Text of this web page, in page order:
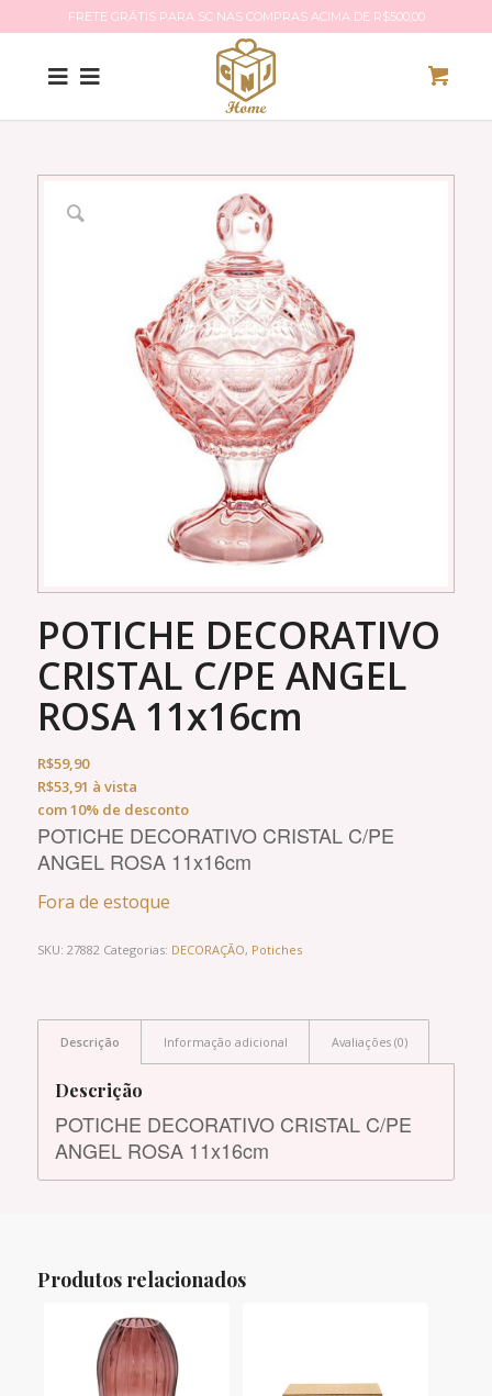
FRETE GRÁTIS PARA SC NAS COMPRAS ACIMA DE R$500,00
POTICHE DECORATIVO
CRISTAL C/PE ANGEL
ROSA 11x16cm
R$59,90
R$53,91 à vista
com 10% de desconto
POTICHE DECORATIVO CRISTAL C/PE
ANGEL ROSA 11x16cm
Fora de estoque
SKU: 27882 Categorias: DECORAÇÃO, Potiches
Descrição Informação adicional Avaliações (0)
Descrição
POTICHE DECORATIVO CRISTAL C/PE
ANGEL ROSA 11x16cm
Produtos relacionados